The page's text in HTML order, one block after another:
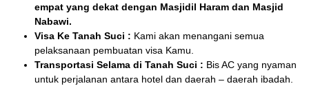
empat yang dekat dengan Masjidil Haram dan Masjid
Nabawi.
Visa Ke Tanah Suci : Kami akan menangani semua
pelaksanaan pembuatan visa Kamu.
Transportasi Selama di Tanah Suci : Bis AC yang nyaman
untuk perjalanan antara hotel dan daerah – daerah ibadah.